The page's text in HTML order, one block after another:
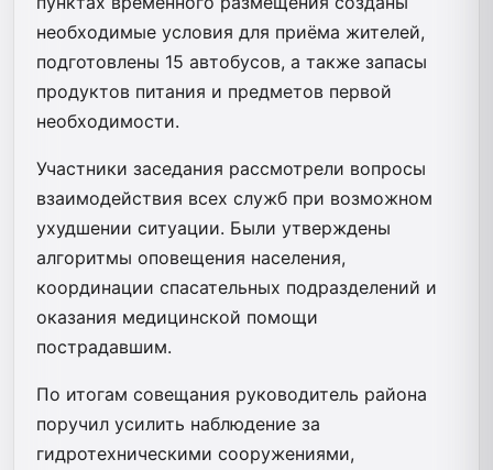
необходимые условия для приёма жителей,
подготовлены 15 автобусов, а также запасы
продуктов питания и предметов первой
необходимости.
Участники заседания рассмотрели вопросы
взаимодействия всех служб при возможном
ухудшении ситуации. Были утверждены
алгоритмы оповещения населения,
координации спасательных подразделений и
оказания медицинской помощи
пострадавшим.
По итогам совещания руководитель района
поручил усилить наблюдение за
гидротехническими сооружениями,